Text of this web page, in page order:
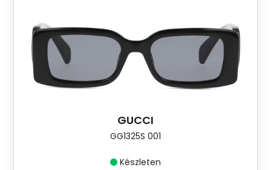
GUCCI
GG1325S 001
Készleten